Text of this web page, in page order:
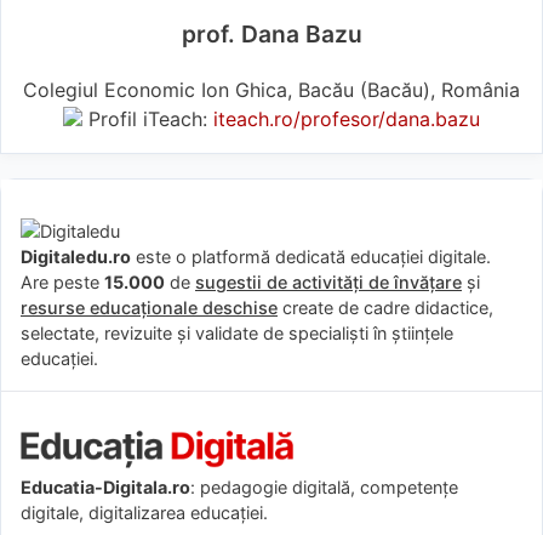
prof. Dana Bazu
Colegiul Economic Ion Ghica, Bacău (Bacău), România
Profil iTeach: iteach.ro/profesor/dana.bazu
Digitaledu.ro este o platformă dedicată educației digitale.
Are peste 15.000 de sugestii de activități de învățare și
resurse educaționale deschise create de cadre didactice,
selectate, revizuite și validate de specialiști în științele
educației.
Educatia-Digitala.ro: pedagogie digitală, competențe
digitale, digitalizarea educației.